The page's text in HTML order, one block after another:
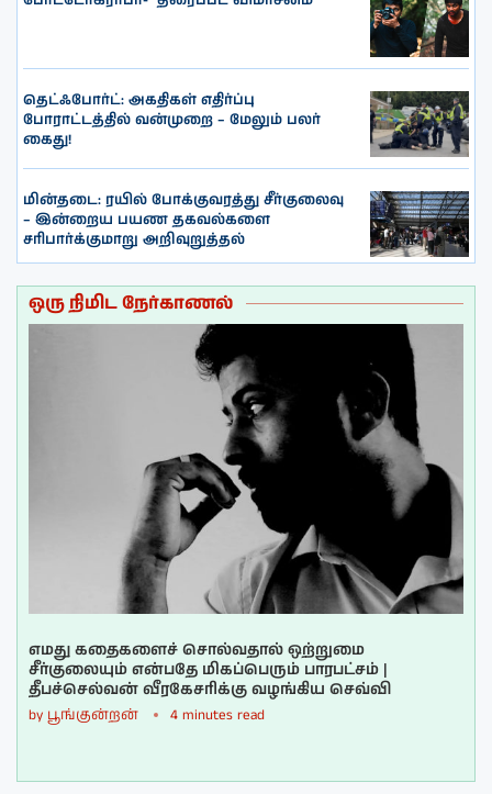
தெட்ஃபோர்ட்: அகதிகள் எதிர்ப்பு
போராட்டத்தில் வன்முறை – மேலும் பலர்
கைது!
மின்தடை: ரயில் போக்குவரத்து சீர்குலைவு
– இன்றைய பயண தகவல்களை
சரிபார்க்குமாறு அறிவுறுத்தல்
ஒரு நிமிட நேர்காணல்
எமது கதைகளைச் சொல்வதால் ஒற்றுமை
சீர்குலையும் என்பதே மிகப்பெரும் பாரபட்சம் |
தீபச்செல்வன் வீரகேசரிக்கு வழங்கிய செவ்வி
by பூங்குன்றன் 4 minutes read